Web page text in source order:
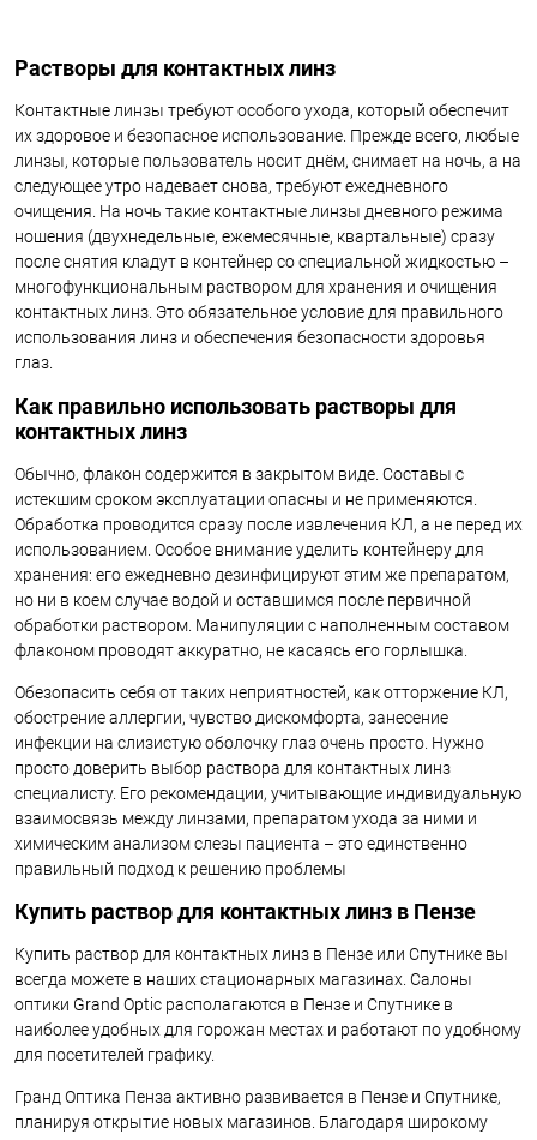
Растворы для контактных линз
Контактные линзы требуют особого ухода, который обеспечит
их здоровое и безопасное использование. Прежде всего, любые
линзы, которые пользователь носит днём, снимает на ночь, а на
следующее утро надевает снова, требуют ежедневного
очищения. На ночь такие контактные линзы дневного режима
ношения (двухнедельные, ежемесячные, квартальные) сразу
после снятия кладут в контейнер со специальной жидкостью –
многофункциональным раствором для хранения и очищения
контактных линз. Это обязательное условие для правильного
использования линз и обеспечения безопасности здоровья
глаз.
Как правильно использовать растворы для
контактных линз
Обычно, флакон содержится в закрытом виде. Составы с
истекшим сроком эксплуатации опасны и не применяются.
Обработка проводится сразу после извлечения КЛ, а не перед их
использованием. Особое внимание уделить контейнеру для
хранения: его ежедневно дезинфицируют этим же препаратом,
но ни в коем случае водой и оставшимся после первичной
обработки раствором. Манипуляции с наполненным составом
флаконом проводят аккуратно, не касаясь его горлышка.
Обезопасить себя от таких неприятностей, как отторжение КЛ,
обострение аллергии, чувство дискомфорта, занесение
инфекции на слизистую оболочку глаз очень просто. Нужно
просто доверить выбор раствора для контактных линз
специалисту. Его рекомендации, учитывающие индивидуальную
взаимосвязь между линзами, препаратом ухода за ними и
химическим анализом слезы пациента – это единственно
правильный подход к решению проблемы
Купить раствор для контактных линз в Пензе
Купить раствор для контактных линз в Пензе или Спутнике вы
всегда можете в наших стационарных магазинах. Салоны
оптики Grand Optic располагаются в Пензе и Спутнике в
наиболее удобных для горожан местах и работают по удобному
для посетителей графику.
Гранд Оптика Пенза активно развивается в Пензе и Спутнике,
планируя открытие новых магазинов. Благодаря широкому